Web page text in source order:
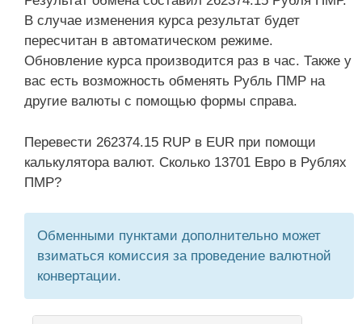
В случае изменения курса результат будет
пересчитан в автоматическом режиме.
Обновление курса производится раз в час. Также у
вас есть возможность обменять Рубль ПМР на
другие валюты с помощью формы справа.
Перевести 262374.15 RUP в EUR при помощи
калькулятора валют. Сколько 13701 Евро в Рублях
ПМР?
Обменными пунктами дополнительно может
взиматься комиссия за проведение валютной
конвертации.